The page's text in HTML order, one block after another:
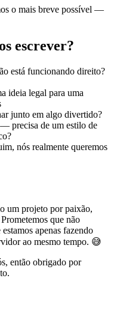
o mais breve possível —
escrever?
está funcionando direito?
ideia legal para uma
junto em algo divertido?
— precisa de um estilo de
nós realmente queremos
um projeto por paixão,
que não
apenas fazendo
ao mesmo tempo. 😅
então obrigado por